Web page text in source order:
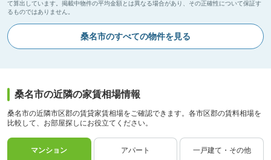
て算出しています。掲載中物件の平均金額とは異なる場合があり、その正確性について保証す
るものではありません。
桑名市のすべての物件を見る
桑名市の近隣の家賃相場情報
桑名市の近隣市区郡の賃貸家賃相場をご確認できます。各市区郡の賃料相場を
比較して、お部屋探しにお役立てください。
マンション アパート 一戸建て・その他